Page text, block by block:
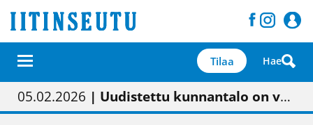
Tilaa Hae
01.02.2026 | Painon vaihtumisen pitäisi näkyä hieman parempana painojäljen laatuna lehdessä
05.02.2026 | Uudistettu kunnantalo on valoisa
23.04.2026 | “Olemme käynnistämässä uudelleen keskustavisiotyön”
09.05.2026| "Maalla on totuttu elämään omavaraisemmin kuin kaupungissa"